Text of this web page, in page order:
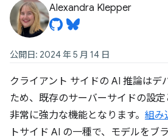
Alexandra Klepper
公開日: 2024 年 5 月 14 日
クライアント サイドの AI 推論はデ
ため、既存のサーバーサイドの設
非常に強力な機能となります。 組み
トサイド AI の一種で、モデルをブ